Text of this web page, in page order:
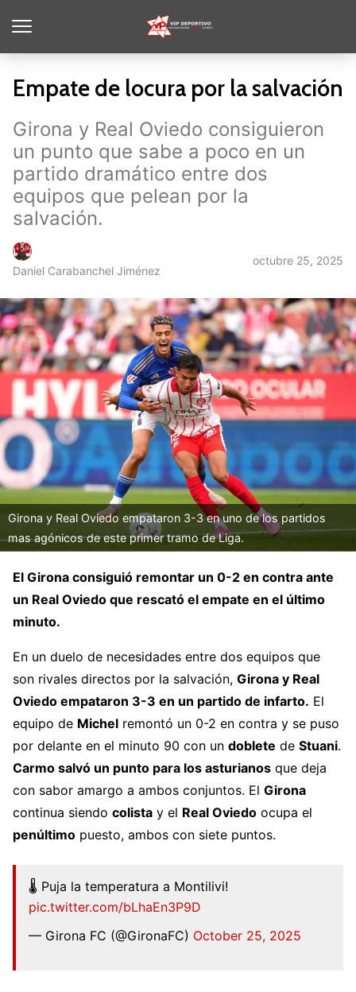
Empate de locura por la salvación
Girona y Real Oviedo consiguieron
un punto que sabe a poco en un
partido dramático entre dos
equipos que pelean por la
salvación.
Daniel Carabanchel Jiménez
octubre 25, 2025
Girona y Real Oviedo empataron 3-3 en uno de los partidos
mas agónicos de este primer tramo de Liga.
El Girona consiguió remontar un 0-2 en contra ante
un Real Oviedo que rescató el empate en el último
minuto.
En un duelo de necesidades entre dos equipos que
son rivales directos por la salvación, Girona y Real
Oviedo empataron 3-3 en un partido de infarto. El
equipo de Michel remontó un 0-2 en contra y se puso
por delante en el minuto 90 con un doblete de Stuani.
Carmo salvó un punto para los asturianos que deja
con sabor amargo a ambos conjuntos. El Girona
continua siendo colista y el Real Oviedo ocupa el
penúltimo puesto, ambos con siete puntos.
🌡️ Puja la temperatura a Montilivi!
pic.twitter.com/bLhaEn3P9D
— Girona FC (@GironaFC) October 25, 2025